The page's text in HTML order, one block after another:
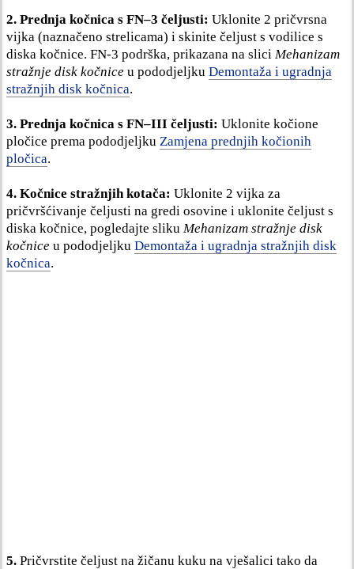
2. Prednja kočnica s FN–3 čeljusti: Uklonite 2 pričvrsna
vijka (naznačeno strelicama) i skinite čeljust s vodilice s
diska kočnice. FN-3 podrška, prikazana na slici Mehanizam
stražnje disk kočnice u pododjeljku Demontaža i ugradnja
stražnjih disk kočnica.
3. Prednja kočnica s FN–III čeljusti: Uklonite kočione
pločice prema pododjeljku Zamjena prednjih kočionih
pločica.
4. Kočnice stražnjih kotača: Uklonite 2 vijka za
pričvršćivanje čeljusti na gredi osovine i uklonite čeljust s
diska kočnice, pogledajte sliku Mehanizam stražnje disk
kočnice u pododjeljku Demontaža i ugradnja stražnjih disk
kočnica.
5. Pričvrstite čeljust na žičanu kuku na vješalici tako da